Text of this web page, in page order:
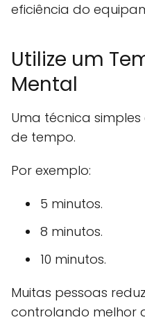
eficiência do
Utilize um
Mental
Uma técnica
de tempo.
Por exemplo:
5 minutos.
8 minutos.
10 minutos.
Muitas pessoas
controlando melhor